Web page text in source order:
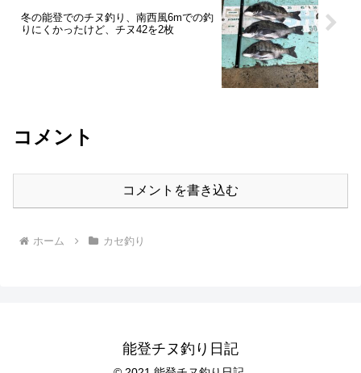
冬の能登でのチヌ釣り、南西風6mでの釣
りにくかったけど、チヌ42を2枚
コメント
コメントを書き込む
ホーム カセ釣り
能登チヌ釣り日記